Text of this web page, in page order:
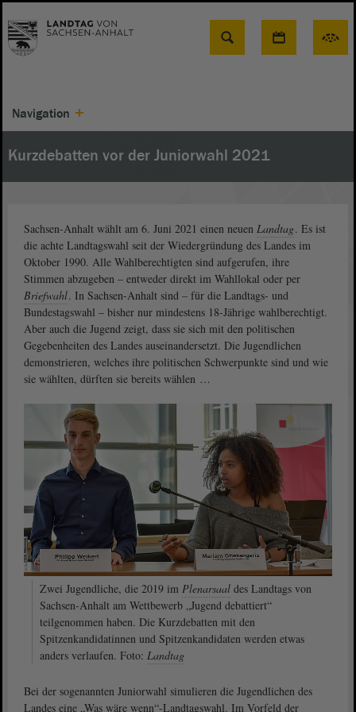
Suche
Navigation
Kurzdebatten vor der Juniorwahl 2021
Sachsen-Anhalt wählt am 6. Juni 2021 einen neuen Landtag. Es ist
die achte Landtagswahl seit der Wiedergründung des Landes im
Oktober 1990. Alle Wahlberechtigten sind aufgerufen, ihre
Stimmen abzugeben – entweder direkt im Wahllokal oder per
Briefwahl. In Sachsen-Anhalt sind – für die Landtags- und
Bundestagswahl – bisher nur mindestens 18-Jährige wahlberechtigt.
Aber auch die Jugend zeigt, dass sie sich mit den politischen
Gegebenheiten des Landes auseinandersetzt. Die Jugendlichen
demonstrieren, welches ihre politischen Schwerpunkte sind und wie
sie wählten, dürften sie bereits wählen …
Zwei Jugendliche, die 2019 im Plenarsaal des Landtags von
Sachsen-Anhalt am Wettbewerb „Jugend debattiert“
teilgenommen haben. Die Kurzdebatten mit den
Spitzenkandidatinnen und Spitzenkandidaten werden etwas
anders verlaufen. Foto: Landtag
Bei der sogenannten Juniorwahl simulieren die Jugendlichen des
Landes eine „Was wäre wenn“-Landtagswahl. Im Vorfeld der